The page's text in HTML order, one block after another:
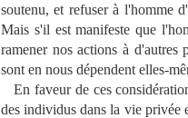
soutenu, et refuser à l'homme
Mais s'il est manifeste que
ramener nos actions à
sont en nous dépendent elles-
En faveur de ces
des individus dans la vie privée